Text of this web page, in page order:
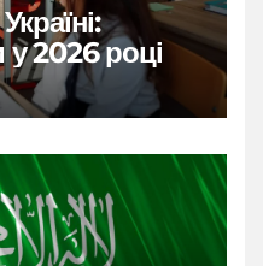
у 2026 році